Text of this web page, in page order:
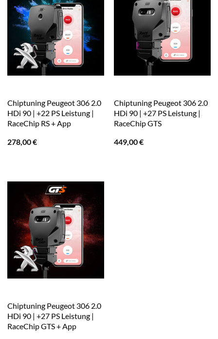
Chiptuning Peugeot 306 2.0
HDi 90 | +22 PS Leistung |
RaceChip RS + App
278,00€
Chiptuning Peugeot 306 2.0
HDi 90 | +27 PS Leistung |
RaceChip GTS
449,00€
Chiptuning Peugeot 306 2.0
HDi 90 | +27 PS Leistung |
RaceChip GTS + App